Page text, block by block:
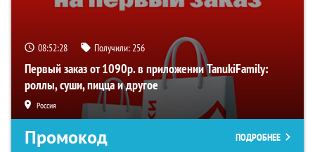
08:52:27 Получили:256
Первый заказ от 1090р. в приложении TanukiFamily:
роллы, суши, пицца и другое
Россия
Промокод ПОДРОБНЕЕ